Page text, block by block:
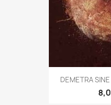
DEMETRA